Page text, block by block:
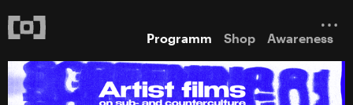
Programm Shop Awareness